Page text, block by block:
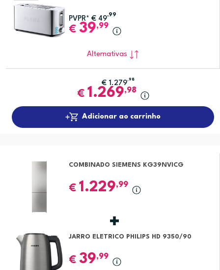
PVPR* € 49
,99
€ 39,99
Alternativas
€ 1.279,98
€ 1.269,98
Adicionar ao carrinho
COMBINADO SIEMENS KG39NVICG
€ 1.229,99
JARRO ELETRICO PHILIPS HD 9350/90
€ 39,99